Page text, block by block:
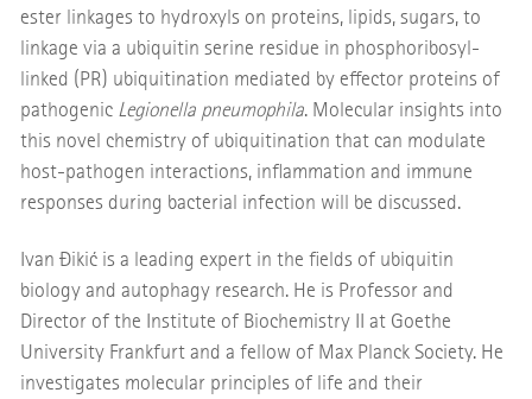
ester linkages to hydroxyls on proteins, lipids, sugars, to
linkage via a ubiquitin serine residue in phosphoribosyl-
linked (PR) ubiquitination mediated by effector proteins of
pathogenicLegionella pneumophila. Molecular insights into
this novel chemistry of ubiquitination that can modulate
host-pathogen interactions, inflammation and immune
responses during bacterial infection will be discussed.
Ivan Đikić is a leading expert in the fields of ubiquitin
biology and autophagy research. He is Professor and
Director of the Institute of Biochemistry II at Goethe
University Frankfurt and a fellow of Max Planck Society. He
investigates molecular principles of life and their